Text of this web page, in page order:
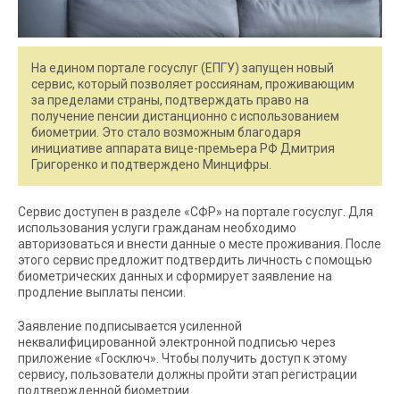
На едином портале госуслуг (ЕПГУ) запущен новый
сервис, который позволяет россиянам, проживающим
за пределами страны, подтверждать право на
получение пенсии дистанционно с использованием
биометрии. Это стало возможным благодаря
инициативе аппарата вице-премьера РФ Дмитрия
Григоренко и подтверждено Минцифры.
Сервис доступен в разделе «СФР» на портале госуслуг. Для
использования услуги гражданам необходимо
авторизоваться и внести данные о месте проживания. После
этого сервис предложит подтвердить личность с помощью
биометрических данных и сформирует заявление на
продление выплаты пенсии.
Заявление подписывается усиленной
неквалифицированной электронной подписью через
приложение «Госключ». Чтобы получить доступ к этому
сервису, пользователи должны пройти этап регистрации
подтвержденной биометрии.